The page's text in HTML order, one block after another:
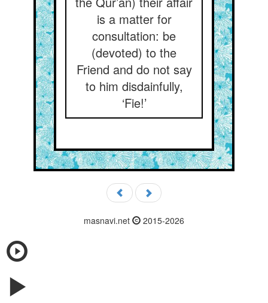
is a matter for
consultation: be
(devoted) to the
Friend and do not say
to him disdainfully,
‘Fie!’
masnavi.net 2015-2026